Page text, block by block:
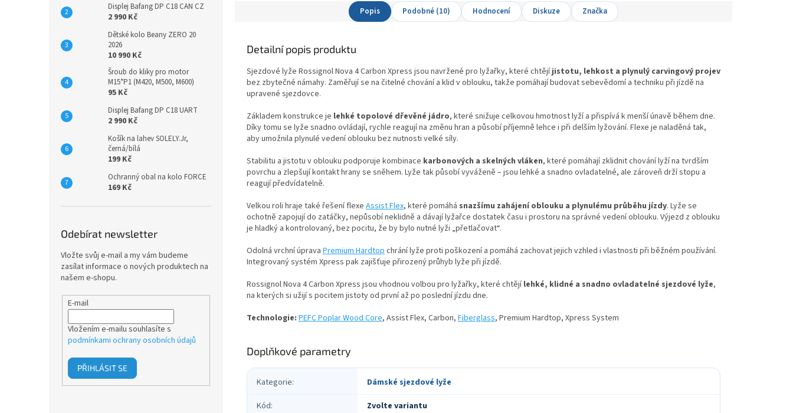
Displej Bafang DP C18 CAN CZ
2 990 Kč
Dětské kolo Beany ZERO 20
2026
10 990 Kč
Šroub do kliky pro motor
M15*P1 (M420, M500, M600)
95 Kč
Displej Bafang DP C18 UART
2 990 Kč
Košík na lahev SOLELY.Jr,
černá/bílá
199 Kč
Ochranný obal na kolo FORCE
169 Kč
Odebírat newsletter
Vložte svůj e-mail a my vám budeme
zasílat informace o nových produktech na
našem e-shopu.
E-mail
Vložením e-mailu souhlasíte s
podmínkami ochrany osobních údajů
PŘIHLÁSIT SE
Popis Podobné (10) Hodnocení Diskuze Značka
Detailní popis produktu
Sjezdové lyže Rossignol Nova 4 Carbon Xpress jsou navržené pro lyžařky, které chtějíjistotu, lehkost a plynulý carvingový projev
bez zbytečné námahy. Zaměřují se na čitelné chování a klid v oblouku, takže pomáhají budovat sebevědomí a techniku při jízdě na
upravené sjezdovce.
Základem konstrukce je lehké topolové dřevěné jádro, které snižuje celkovou hmotnost lyží a přispívá k menší únavě během dne.
Díky tomu se lyže snadno ovládají, rychle reagují na změnu hran a působí příjemně lehce i při delším lyžování. Flexe je naladěná tak,
aby umožnila plynulé vedení oblouku bez nutnosti velké síly.
Stabilitu a jistotu v oblouku podporuje kombinace karbonových a skelných vláken, které pomáhají zklidnit chování lyží na tvrdším
povrchu a zlepšují kontakt hrany se sněhem. Lyže tak působí vyváženě – jsou lehké a snadno ovladatelné, ale zároveň drží stopu a
reagují předvídatelně.
Velkou roli hraje také řešení flexe Assist Flex, které pomáhá snazšímu zahájení oblouku a plynulému průběhu jízdy. Lyže se
ochotně zapojují do zatáčky, nepůsobí neklidně a dávají lyžařce dostatek času i prostoru na správné vedení oblouku. Výjezd z oblouku
je hladký a kontrolovaný, bez pocitu, že by bylo nutné lyži „přetlačovat“.
Odolná vrchní úprava Premium Hardtopchrání lyže proti poškození a pomáhá zachovat jejich vzhled i vlastnosti při běžném používání.
Integrovaný systém Xpress pak zajišťuje přirozený průhyb lyže při jízdě.
Rossignol Nova 4 Carbon Xpress jsou vhodnou volbou pro lyžařky, které chtějílehké, klidné a snadno ovladatelné sjezdové lyže,
na kterých si užijí s pocitem jistoty od první až po poslední jízdu dne.
Technologie: PEFC Poplar Wood Core, Assist Flex, Carbon, Fiberglass, Premium Hardtop, Xpress System
Doplňkové parametry
Kategorie:
Dámské sjezdové lyže
Kód:
Zvolte variantu